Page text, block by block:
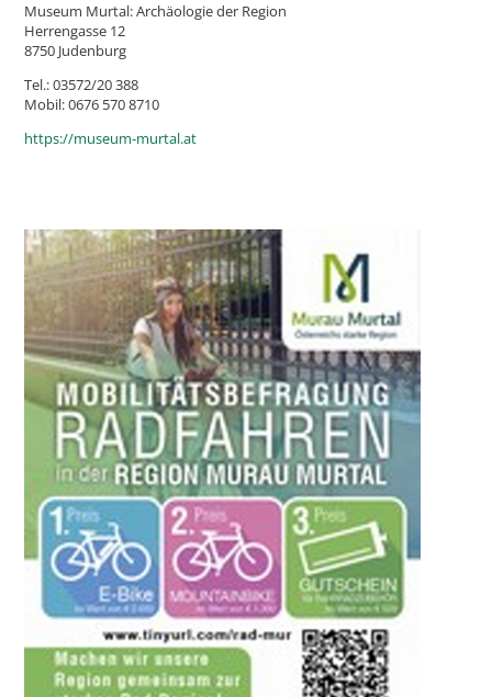
Museum Murtal: Archäologie der Region
Herrengasse 12
8750 Judenburg
Tel.: 03572/20 388
Mobil: 0676 570 8710
https://museum-murtal.at